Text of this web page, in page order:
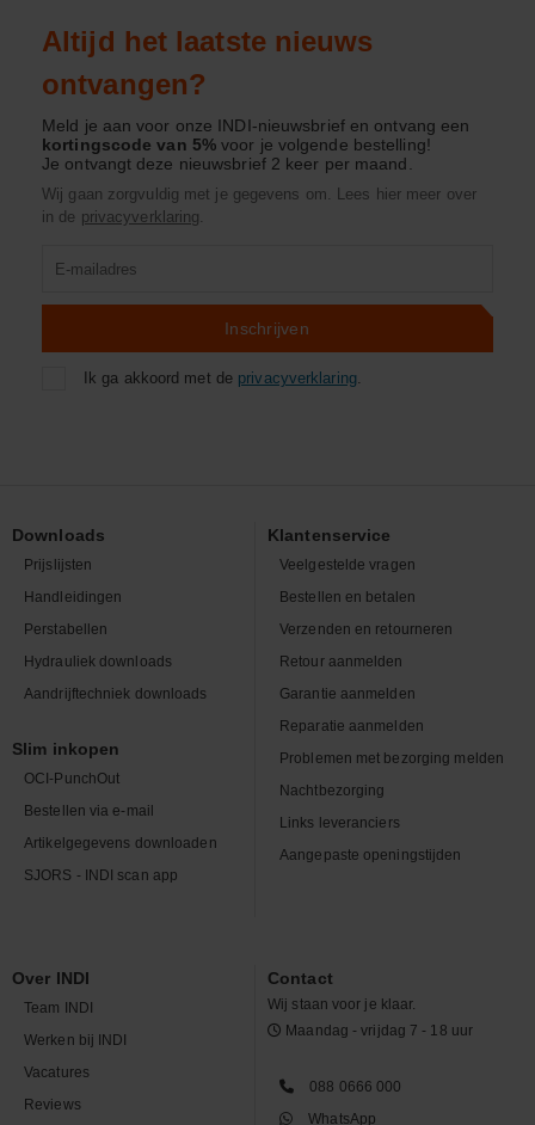
Altijd het laatste nieuws
ontvangen?
Meld je aan voor onze INDI-nieuwsbrief en ontvang een
kortingscode van 5%voor je volgende bestelling!
Je ontvangt deze nieuwsbrief 2 keer per maand.
Wij gaan zorgvuldig met je gegevens om. Lees hier meer over
in de privacyverklaring.
Inschrijven
Ik ga akkoord met de privacyverklaring.
Downloads
Prijslijsten
Handleidingen
Perstabellen
Hydrauliek downloads
Aandrijftechniek downloads
Slim inkopen
OCI-PunchOut
Bestellen via e-mail
Artikelgegevens downloaden
SJORS - INDI scan app
Klantenservice
Veelgestelde vragen
Bestellen en betalen
Verzenden en retourneren
Retour aanmelden
Garantie aanmelden
Reparatie aanmelden
Problemen met bezorging melden
Nachtbezorging
Links leveranciers
Aangepaste openingstijden
Over INDI
Team INDI
Werken bij INDI
Vacatures
Reviews
Contact
Wij staan voor je klaar.
Maandag - vrijdag 7 - 18 uur
088 0666 000
WhatsApp